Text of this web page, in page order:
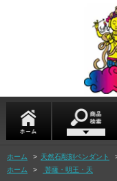
ホーム > 天然石彫刻ペンダント
ホーム
> 菩薩・明王・天